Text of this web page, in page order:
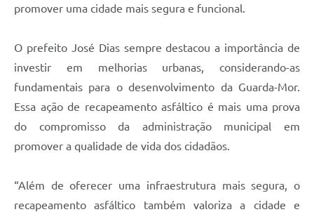
promover uma cidade mais segura e funcional.
O prefeito José Dias sempre destacou a importância de
investir em melhorias urbanas, considerando-as
fundamentais para o desenvolvimento da Guarda-Mor.
Essa ação de recapeamento asfáltico é mais uma prova
do compromisso da administração municipal em
promover a qualidade de vida dos cidadãos.
“Além de oferecer uma infraestrutura mais segura, o
recapeamento asfáltico também valoriza a cidade e